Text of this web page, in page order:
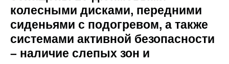
колесными дисками, передними
сиденьями с подогревом, а также
системами активной безопасности
– наличие слепых зон и